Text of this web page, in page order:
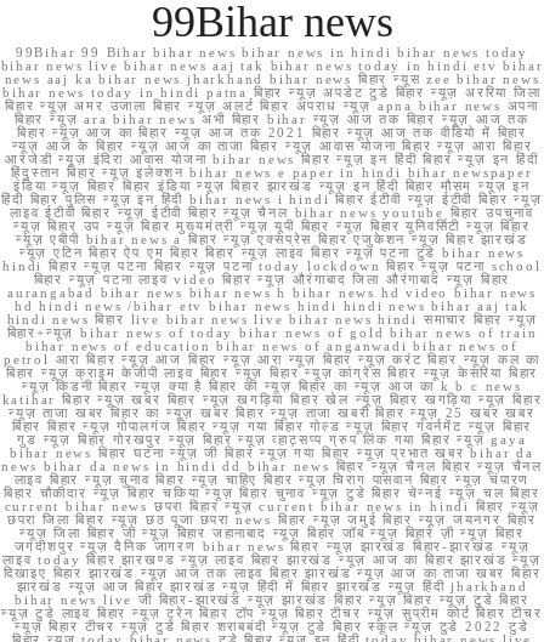
99Bihar news
99Bihar 99 Bihar bihar news bihar news in hindi bihar news today
bihar news live bihar news aaj tak bihar news today in hindi etv bihar
news aaj ka bihar news jharkhand bihar news बिहार न्यूस zee bihar news
bihar news today in hindi patna बिहार न्यूज़ अपडेट टुडे बिहार न्यूज़ अररिया जिला
बिहार न्यूज़ अमर उजाला बिहार न्यूज़ अलर्ट बिहार अपराध न्यूज़ apna bihar news अपना
बिहार न्यूज़ ara bihar news अभी बिहार bihar न्यूज़ आज तक बिहार न्यूज़ आज तक
बिहार न्यूज़ आज का बिहार न्यूज़ आज तक 2021 बिहार न्यूज़ आज तक वीडियो में बिहार
न्यूज़ आज के बिहार न्यूज़ आज का ताजा बिहार न्यूज़ आवास योजना बिहार न्यूज़ आरा बिहार
आरजेडी न्यूज़ इंदिरा आवास योजना bihar news बिहार न्यूज़ इन हिंदी बिहार न्यूज़ इन हिंदी
हिंदुस्तान बिहार न्यूज़ इलेक्शन bihar news e paper in hindi bihar newspaper
इंडिया न्यूज़ बिहार बिहार इंडिया न्यूज़ बिहार झारखंड न्यूज़ इन हिंदी बिहार मौसम न्यूज़ इन
हिंदी बिहार पुलिस न्यूज़ इन हिंदी bihar news i hindi बिहार ईटीवी न्यूज़ ईटीवी बिहार न्यूज़
लाइव ईटीवी बिहार न्यूज़ ईटीवी बिहार न्यूज़ चैनल bihar news youtube बिहार उपचुनाव
न्यूज़ बिहार उप न्यूज़ बिहार मुख्यमंत्री न्यूज़ यूपी बिहार न्यूज़ बिहार यूनिवर्सिटी न्यूज़ बिहार
न्यूज़ एबीपी bihar news a बिहार न्यूज़ एक्सप्रेस बिहार एजुकेशन न्यूज़ बिहार झारखंड
न्यूज़ एटिन बिहार ऐप एम बिहार बिहार न्यूज़ लाइव बिहार न्यूज़ पटना टुडे bihar news
hindi बिहार न्यूज़ पटना बिहार न्यूज़ पटना today lockdown बिहार न्यूज़ पटना school
बिहार न्यूज़ पटना लाइव video बिहार न्यूज़ औरंगाबाद जिला औरंगाबाद न्यूज़ बिहार
aurangabad bihar news bihar news h bihar news hd video bihar news
hd hindi news /bihar etv bihar news hindi hindi news bihar aaj tak
hindi news बिहार live bihar news live bihar news hindi समाचार बिहार न्यूज़
बिहार+न्यूज़ bihar news of today bihar news of gold bihar news of train
bihar news of education bihar news of anganwadi bihar news of
petrol आरा बिहार न्यूज़ आज बिहार न्यूज़ आरा न्यूज़ बिहार न्यूज़ करंट बिहार न्यूज़ कल का
बिहार न्यूज़ क्राइम केजीपी लाइव बिहार न्यूज़ बिहार न्यूज़ कांग्रेस बिहार न्यूज़ केसरिया बिहार
न्यूज़ किडनी बिहार न्यूज़ क्या है बिहार की न्यूज़ बिहार का न्यूज़ आज का k b c news
katihar बिहार न्यूज़ खबर बिहार न्यूज़ खगड़िया बिहार खेल न्यूज़ बिहार खगड़िया न्यूज़ बिहार
न्यूज़ ताजा खबर बिहार का न्यूज़ खबर बिहार न्यूज़ ताजा खबरी बिहार न्यूज़ 25 खबर खबर
बिहार बिहार न्यूज़ गोपालगंज बिहार न्यूज़ गया बिहार गोल्ड न्यूज़ बिहार गवर्नमेंट न्यूज़ बिहार
गुड न्यूज़ बिहार गोरखपुर न्यूज़ बिहार न्यूज़ व्हाट्सप्प ग्रुप लिंक गया बिहार न्यूज़ gaya
bihar news बिहार घटना न्यूज़ जी बिहार न्यूज़ गया बिहार न्यूज़ प्रभात खबर bihar da
news bihar da news in hindi dd bihar news बिहार न्यूज़ चैनल बिहार न्यूज़ चैनल
लाइव बिहार न्यूज़ चुनाव बिहार न्यूज़ चाहिए बिहार न्यूज़ चिराग पासवान बिहार न्यूज़ चंपारण
बिहार चौकीदार न्यूज़ बिहार चकिया न्यूज़ बिहार चुनाव न्यूज़ टुडे बिहार चेन्नई न्यूज़ चल बिहार
current bihar news छपरा बिहार न्यूज़ current bihar news in hindi बिहार न्यूज़
छपरा जिला बिहार न्यूज़ छठ पूजा छपरा news बिहार न्यूज़ जमुई बिहार न्यूज़ जयनगर बिहार
न्यूज़ जिला बिहार जी न्यूज़ बिहार जहानाबाद न्यूज़ बिहार जॉब न्यूज़ बिहार ज़ी न्यूज़ बिहार
जगदीशपुर न्यूज़ दैनिक जागरण bihar news बिहार न्यूज़ झारखंड बिहार-झारखंड न्यूज़
लाइव today बिहार झारखण्ड न्यूज़ लाइव बिहार झारखंड न्यूज़ आज का बिहार झारखंड न्यूज़
दिखाइए बिहार झारखंड न्यूज़ आज तक लाइव बिहार झारखंड न्यूज़ आज का ताजा खबर बिहार
झारखंड न्यूज़ आज बिहार झारखंड न्यूज़ हिंदी में बिहार झारखंड न्यूज़ हिंदी jharkhand
bihar news live जी बिहार-झारखंड न्यूज़ झारखंड बिहार न्यूज़ बिहार न्यूज़ टुडे बिहार
न्यूज़ टुडे लाइव बिहार न्यूज़ ट्रेन बिहार टॉप न्यूज़ बिहार टीचर न्यूज़ सुप्रीम कोर्ट बिहार टीचर
न्यूज़ बिहार टीचर न्यूज़ टुडे बिहार शराबबंदी न्यूज़ टुडे बिहार स्कूल न्यूज़ टुडे 2022 टुडे